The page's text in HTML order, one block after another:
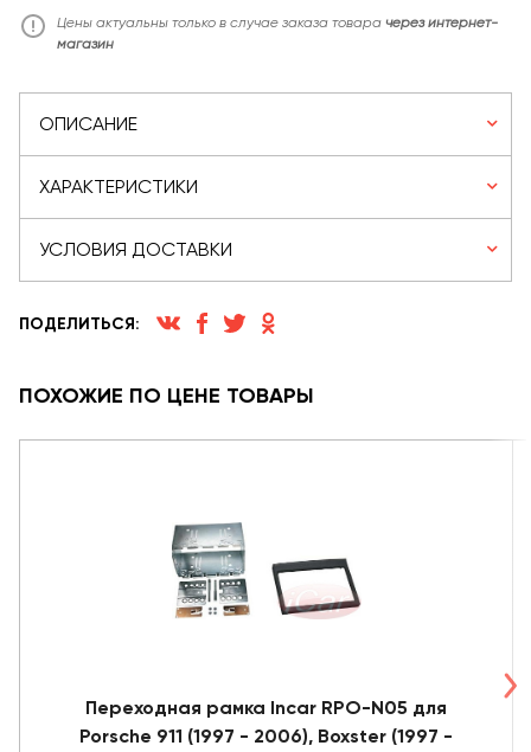
Цены актуальны только в случае заказа товара через интернет-
магазин
ОПИСАНИЕ
ХАРАКТЕРИСТИКИ
УСЛОВИЯ ДОСТАВКИ
ПОДЕЛИТЬСЯ:
ПОХОЖИЕ ПО ЦЕНЕ ТОВАРЫ
Переходная рамка Incar RPO-N05 для
Porsche 911 (1997 - 2006), Boxster (1997 -